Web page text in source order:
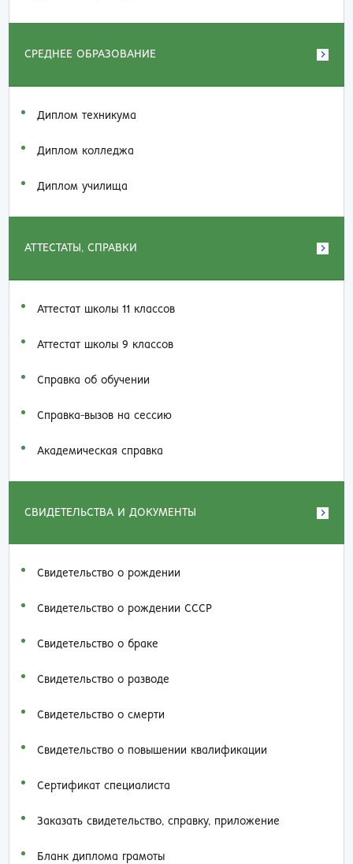
СРЕДНЕЕ ОБРАЗОВАНИЕ
Диплом техникума
Диплом колледжа
Диплом училища
АТТЕСТАТЫ, СПРАВКИ
Аттестат школы 11 классов
Аттестат школы 9 классов
Справка об обучении
Справка-вызов на сессию
Академическая справка
СВИДЕТЕЛЬСТВА И ДОКУМЕНТЫ
Свидетельство о рождении
Свидетельство о рождении СССР
Свидетельство о браке
Свидетельство о разводе
Свидетельство о смерти
Свидетельство о повышении квалификации
Сертификат специалиста
Заказать cвидетельство, справку, приложение
Бланк диплома грамоты